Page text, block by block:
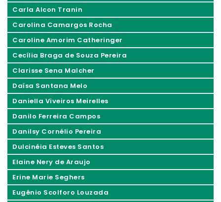
Carla Alcon Tranin
Carolina Camargos Rocha
Caroline Amorim Catheringer
Cecília Braga de Souza Pereira
Clarisse Sena Malcher
Daísa Santana Melo
Daniella Viveiros Meirelles
Danilo Ferreira Campos
Danilsy Cornélio Pereira
Dulcinéia Esteves Santos
Elaine Nery de Araujo
Erine Marie Seghers
Eugênio Scolforo Louzada